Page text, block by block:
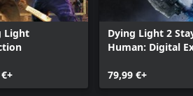
Light
Dying Light 2
Human: Digital
79,99 €+